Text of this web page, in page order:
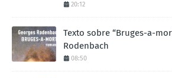
20:12
Texto sobre “Bruges-a-
Rodenbach
08:50